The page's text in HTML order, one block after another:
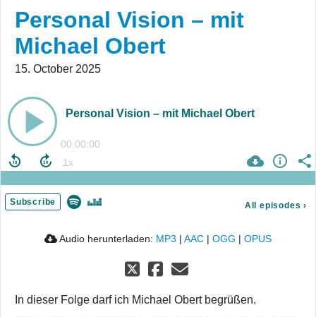
Personal Vision – mit
Michael Obert
15. October 2025
Personal Vision – mit Michael Obert
00:00:00
Subscribe All episodes ›
Audio herunterladen: MP3 | AAC | OGG | OPUS
In dieser Folge darf ich Michael Obert begrüßen.